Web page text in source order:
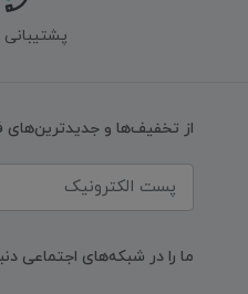
پشتیبانی ۲۴ ساعته
از تخفیف‌ها و جدیدترین‌های
ما را در شبکه‌های اجتماعی